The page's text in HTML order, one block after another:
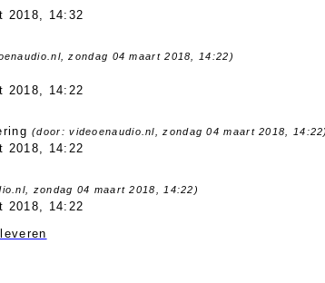
2018, 14:32
zondag 04 maart 2018, 14:22)
2018, 14:22
(door: videoenaudio.nl, zondag 04 maart 2018, 14:22)
2018, 14:22
zondag 04 maart 2018, 14:22)
2018, 14:22